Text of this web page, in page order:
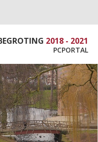
2018 - 2021
PCPORTAL